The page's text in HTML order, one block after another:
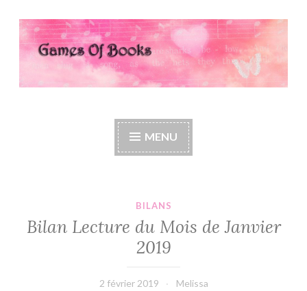
Accéder
au
contenu
Games Of Books
MENU
BILANS
Bilan Lecture du Mois de Janvier
2019
2 février 2019 Melissa